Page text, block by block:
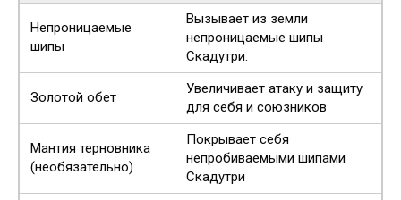
Непроницаемые
шипы
Вызывает из земли
непроницаемые шипы
Скадутри.
Золотой обет
Увеличивает атаку и защиту
для себя и союзников
Мантия терновника
(необязательно)
Покрывает себя
непробиваемыми шипами
Скадутри